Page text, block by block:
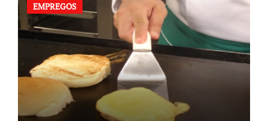
EMPREGOS